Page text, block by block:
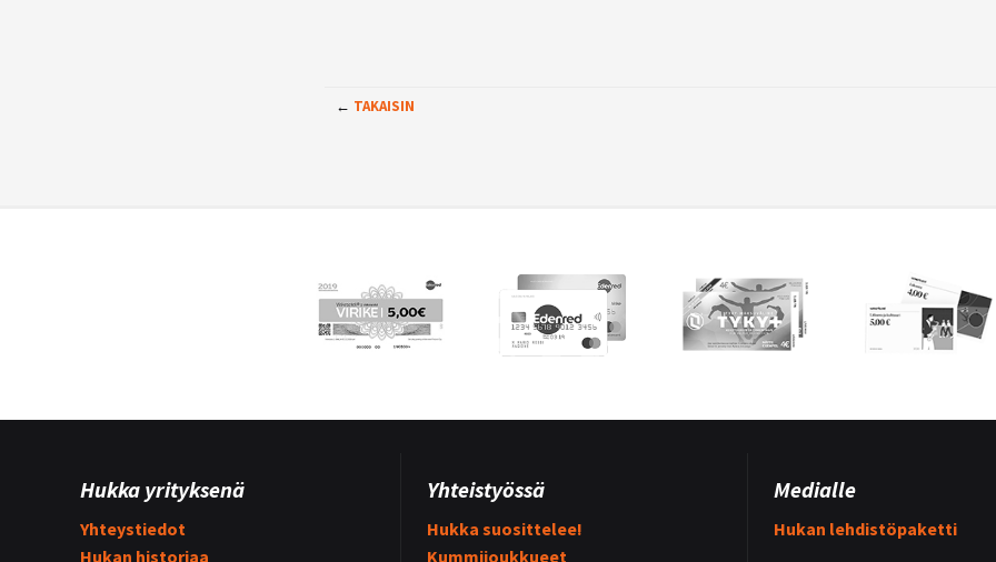
← TAKAISIN
Hukka yrityksenä
Yhteystiedot
Hukan historiaa
Yhteistyössä
Hukka suosittelee!
Kummijoukkueet
Medialle
Hukan lehdistöpaketti